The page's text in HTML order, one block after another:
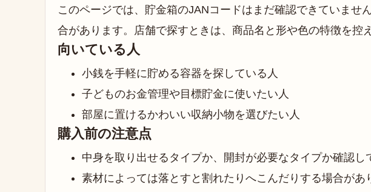
このページでは、貯金箱のJANコードはまだ確認できていま
合があります。店舗で探すときは、商品名と形や色の特徴を控
向いている人
小銭を手軽に貯める容器を探している人
子どものお金管理や目標貯金に使いたい人
部屋に置けるかわいい収納小物を選びたい人
購入前の注意点
中身を取り出せるタイプか、開封が必要なタイプか確認し
素材によっては落とすと割れたりへこんだりする場合があ